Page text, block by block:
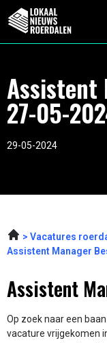
Assistent
27-05-
29-05-2024
Vacatures
Assistent Manager
Assistent
Op zoek naar een
vacature vrijgekomen